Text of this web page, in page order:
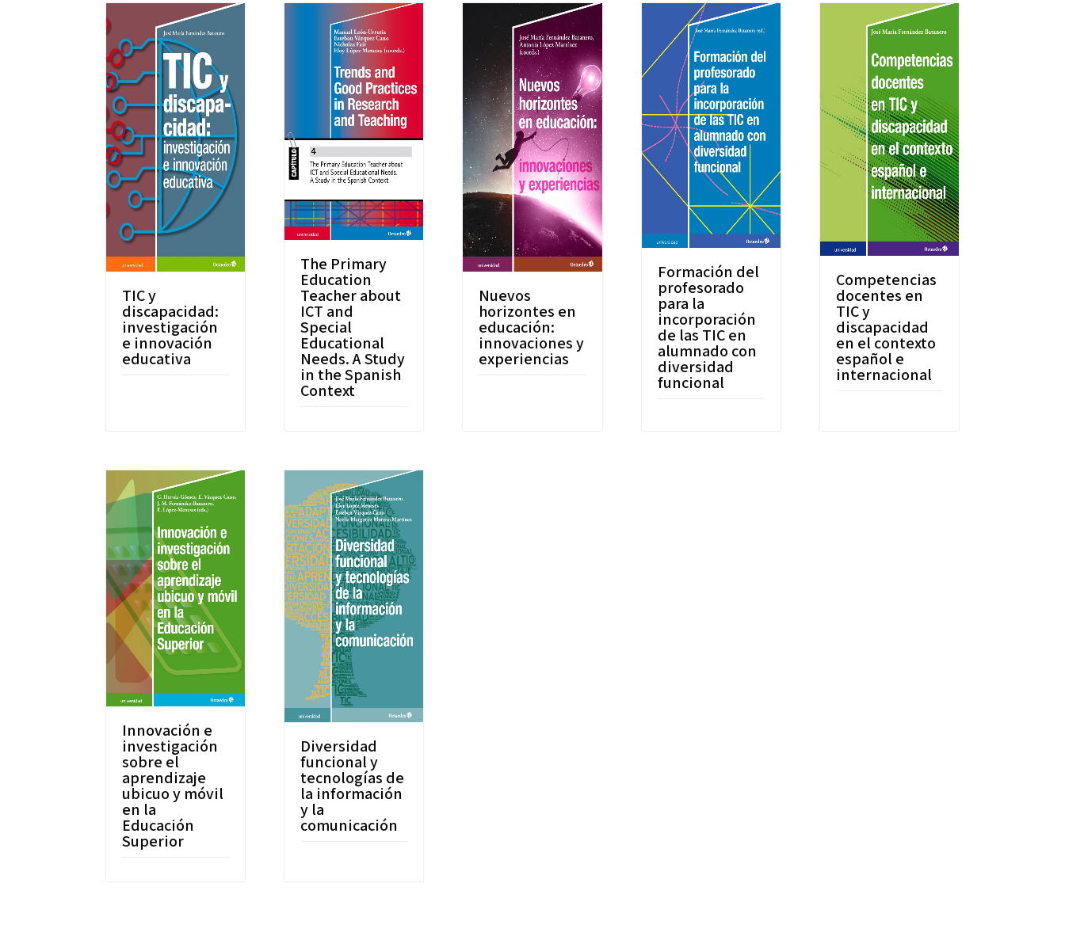
TIC y
discapacidad:
investigación
e innovación
educativa
The Primary
Education
Teacher about
ICT and
Special
Educational
Needs. A Study
in the Spanish
Context
Nuevos
horizontes en
educación:
innovaciones y
experiencias
Formación del
profesorado
para la
incorporación
de las TIC en
alumnado con
diversidad
funcional
Competencias
docentes en
TIC y
discapacidad
en el contexto
español e
internacional
Innovación e
investigación
sobre el
aprendizaje
ubicuo y móvil
en la
Educación
Superior
Diversidad
funcional y
tecnologías de
la información
y la
comunicación